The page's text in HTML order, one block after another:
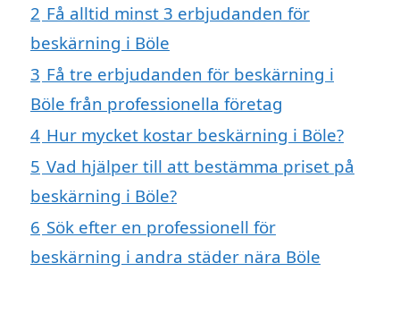
2 Få alltid minst 3 erbjudanden för
beskärning i Böle
3 Få tre erbjudanden för beskärning i
Böle från professionella företag
4 Hur mycket kostar beskärning i Böle?
5 Vad hjälper till att bestämma priset på
beskärning i Böle?
6 Sök efter en professionell för
beskärning i andra städer nära Böle